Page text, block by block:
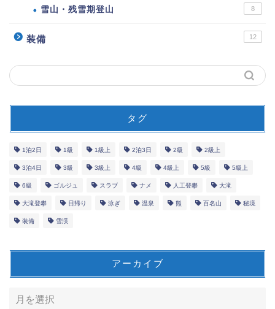
雪山・残雪期登山 8
装備 12
タグ
1泊2日 1級 1級上 2泊3日 2級 2級上
3泊4日 3級 3級上 4級 4級上 5級 5級上
6級 ゴルジュ スラブ ナメ 人工登攀 大滝
大滝登攀 日帰り 泳ぎ 温泉 熊 百名山 秘境
装備 雪渓
アーカイブ